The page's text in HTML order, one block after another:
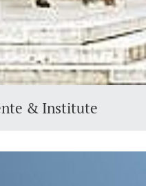
& Institute